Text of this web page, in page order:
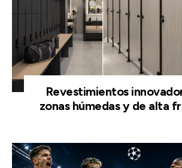
Revestimientos
zonas húmedas y de alta